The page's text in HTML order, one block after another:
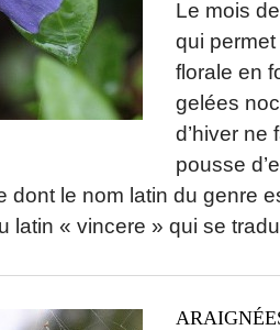
Le mois
qui permet
florale en
gelées
d’hiver ne
pousse
dont le nom latin du genre
latin « vincere » qui se